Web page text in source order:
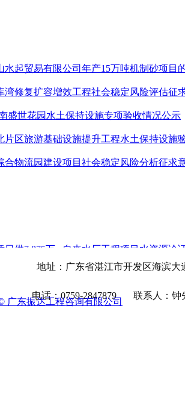
水起贸易有限公司年产15万吨机制砂项目
湾修复扩容增效工程社会稳定风险评估征
盛世花园水土保持设施专项验收情况公示
片区旅游基础设施提升工程水土保持设施
合物流园建设项目社会稳定风险分析征求
日供7.875万m自来水厂工程项目水资源论
供水枢纽库区防护及排涝工程10kV谢村排
棚生态农业开发有限公司南美白对虾养殖
地址：广东省湛江市开发区海滨
电话：0759-2847879 联系人：钟
广东振达工程咨询有限公司